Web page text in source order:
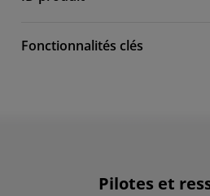
Fonctionnalités clés
Pilotes et